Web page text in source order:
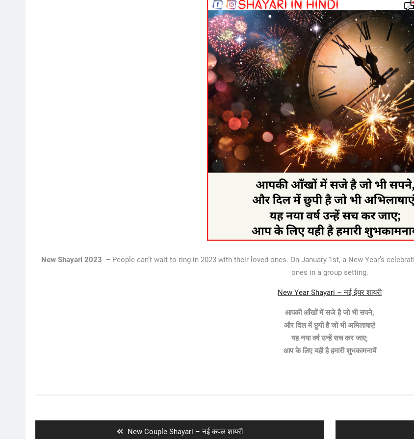
New Shayari 2023 – People can’t wait to ring in 2023 with their loved ones. On January 1st, a New Year’s
ones in a group setting.
New Year Shayari – नई ईयर शायरी
आपकी आँखों में सजे है जो भी सपने,
और दिल में छुपी है जो भी अभिलाषाएं!
यह नया वर्ष उन्हें सच कर जाए;
आप के लिए यही है हमारी शुभकामनायें
Previous
New Couple Shayari – नई कपल शायरी